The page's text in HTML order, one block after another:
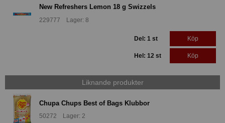
New Refreshers Lemon 18 g Swizzels
229777 Lager: 8
Del: 1 st Köp
Hel: 12 st Köp
Liknande produkter
Chupa Chups Best of Bags Klubbor
50272 Lager: 2